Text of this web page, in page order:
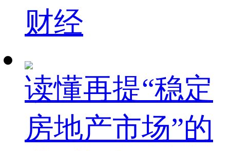
财经
读懂再提“稳定
房地产市场”的